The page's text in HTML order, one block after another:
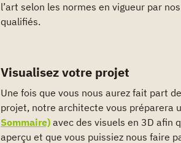
l’art selon les normes en vigueur par
qualifiés.
Visualisez votre projet
Une fois que vous nous aurez fait part
projet, notre architecte vous préparera
Sommaire) avec des visuels en 3D afin
aperçu et que vous puissiez nous faire